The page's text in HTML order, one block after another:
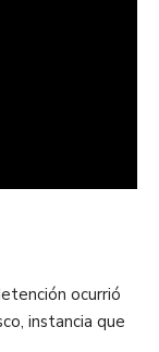
ocurrió
instancia que